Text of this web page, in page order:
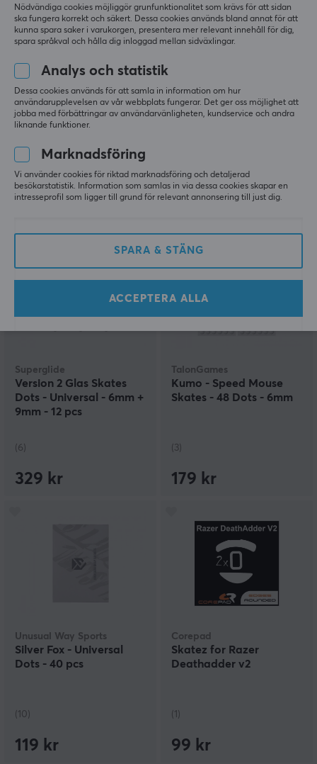
Corepad
Skatez till Logitech G502
X Lightspeed / Logitech
G502 X PLUS Wireless
(3)
Unusual Way Sports
Magic Ice Skates -
(2)
Superglide
Version 2 Glas Skates
Dots - Universal - 6mm +
9mm - 12 pcs
(6)
329 kr
TalonGames
Kumo - Speed Mouse
Skates - 48 Dots - 6mm
(3)
179 kr
Unusual Way Sports
Silver Fox - Universal
Dots - 40 pcs
(10)
119 kr
Corepad
Skatez for Razer
Deathadder v2
(1)
99 kr
Nödvändiga cookies möjliggör grunfunktionalitet som krävs för att sidan
ska fungera korrekt och säkert. Dessa cookies används bland annat för att
kunna spara saker i varukorgen, presentera mer relevant innehåll för dig,
spara språkval och hålla dig inloggad mellan sidväxlingar.
Analys och statistik
Dessa cookies används för att samla in information om hur
användarupplevelsen av vår webbplats fungerar. Det ger oss möjlighet att
jobba med förbättringar av användarvänligheten, kundservice och andra
liknande funktioner.
Marknadsföring
Vi använder cookies för riktad marknadsföring och detaljerad
besökarstatistik. Information som samlas in via dessa cookies skapar en
intresseprofil som ligger till grund för relevant annonsering till just dig.
SPARA & STÄNG
ACCEPTERA ALLA